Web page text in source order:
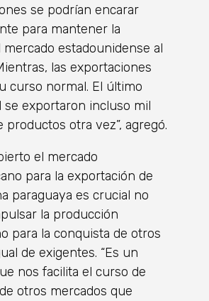
se podrían encarar
para mantener la
estadounidense al
las exportaciones
curso normal. El último
se exportaron incluso mil
productos otra vez”, agregó.
el mercado
para la exportación de
paraguaya es crucial no
la producción
para la conquista de otros
de exigentes. “Es un
nos facilita el curso de
otros mercados que